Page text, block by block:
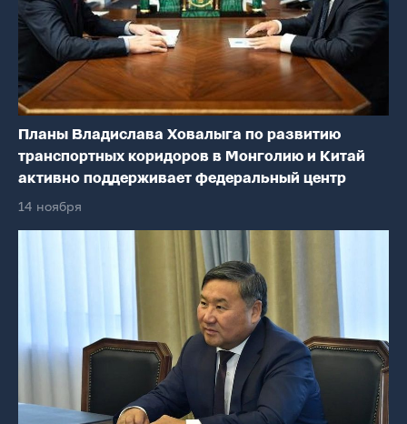
Планы Владислава Ховалыга по развитию
транспортных коридоров в Монголию и Китай
активно поддерживает федеральный центр
14 ноября